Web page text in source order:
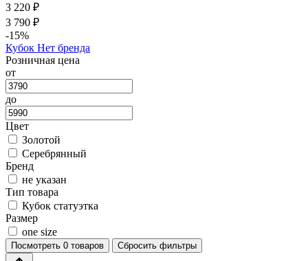
3 220 ₽
3 790 ₽
-15%
Кубок Нет бренда
Розничная цена
от
до
Цвет
Золотой
Серебрянный
Бренд
не указан
Тип товара
Кубок статуэтка
Размер
one size
Посмотреть 0 товаров Сбросить фильтры